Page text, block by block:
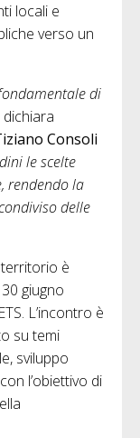
locali e
verso un
di
dichiara
Consoli
le scelte
rendendo la
delle
è
giugno
L’incontro è
su temi
sviluppo
l’obiettivo di